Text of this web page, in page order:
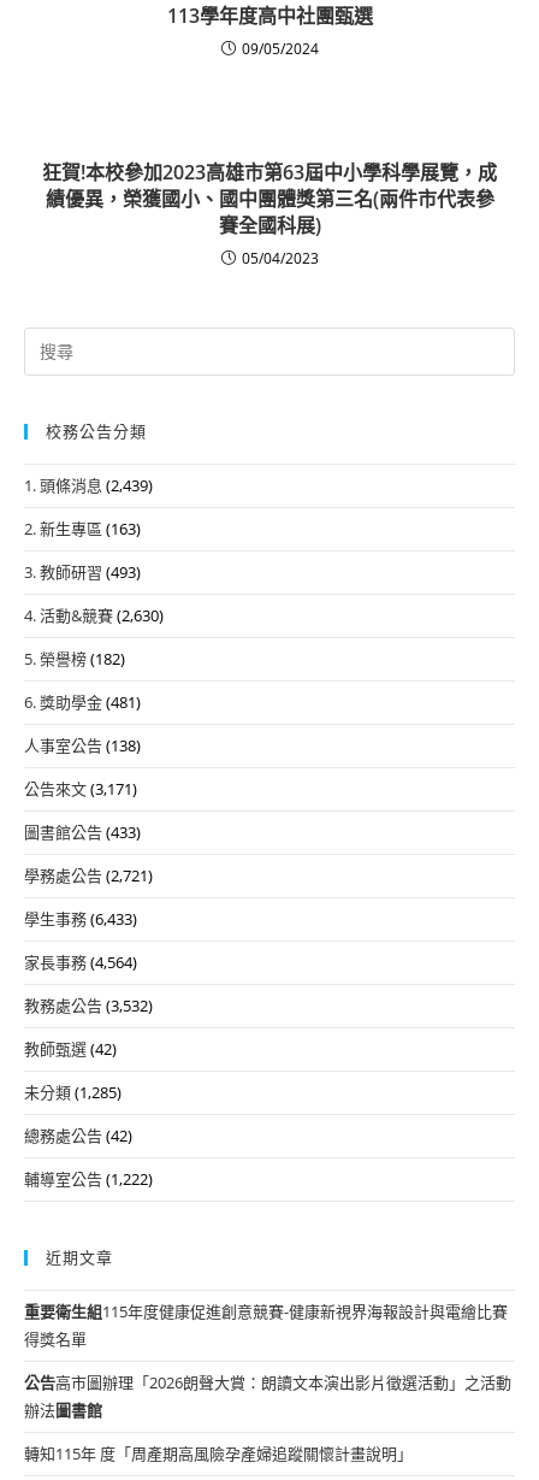
113學年度高中社團甄選
09/05/2024
狂賀!本校參加2023高雄市第63屆中小學科學展覽，成
績優異，榮獲國小、國中團體獎第三名(兩件市代表參
賽全國科展)
05/04/2023
Search
for:
校務公告分類
1. 頭條消息 (2,439)
2. 新生專區 (163)
3. 教師研習 (493)
4. 活動&競賽(2,630)
5. 榮譽榜(182)
6. 獎助學金(481)
人事室公告(138)
公告來文(3,171)
圖書館公告(433)
學務處公告(2,721)
學生事務(6,433)
家長事務(4,564)
教務處公告(3,532)
教師甄選(42)
未分類(1,285)
總務處公告(42)
輔導室公告(1,222)
近期文章
重要衛生組115年度健康促進創意競賽-健康新視界海報設計與電繪比賽
得獎名單
公告高市圖辦理「2026朗聲大賞：朗讀文本演出影片徵選活動」之活動
辦法圖書館
轉知115年 度「周產期高風險孕產婦追蹤關懷計畫說明」